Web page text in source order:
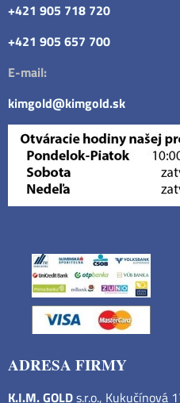
+421 905 718 720
+421 905 657 700
E-mail:
kimgold@kimgold.sk
ADRESA FIRMY
K.I.M. GOLDs.r.o., Kukučínová